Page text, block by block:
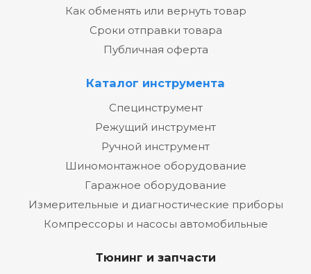
Как обменять или вернуть товар
Сроки отправки товара
Публичная оферта
Каталог инструмента
Специнструмент
Режущий инструмент
Ручной инструмент
Шиномонтажное оборудование
Гаражное оборудование
Измерительные и диагностические приборы
Компрессоры и насосы автомобильные
Тюнинг и запчасти